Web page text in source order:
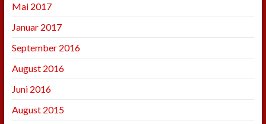
Mai 2017
Januar 2017
September 2016
August 2016
Juni 2016
August 2015